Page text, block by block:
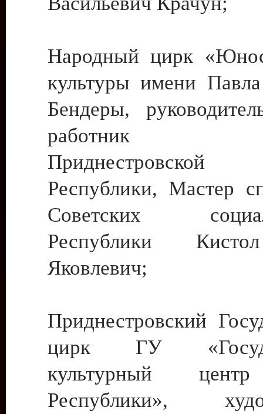
Народный цирк
культуры имени
Бендеры,
работник
Приднестровской
Республики, Мастер
Советских
Республики
Яковлевич;
Приднестровский
цирк ГУ
культурный
Республики»,